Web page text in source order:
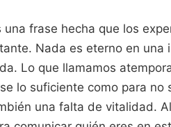
frase hecha que los
Nada es eterno en una
Lo que llamamos
lo suficiente como para no
una falta de vitalidad.